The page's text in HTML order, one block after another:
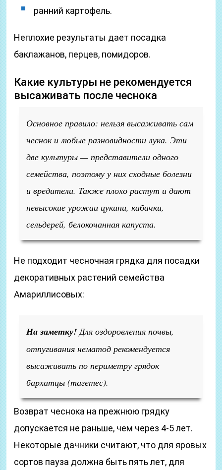
ранний картофель.
Неплохие результаты дает посадка
баклажанов, перцев, помидоров.
Какие культуры не рекомендуется
высаживать после чеснока
Основное правило: нельзя высаживать сам
чеснок и любые разновидности лука. Эти
две культуры — представители одного
семейства, поэтому у них сходные болезни
и вредители. Также плохо растут и дают
невысокие урожаи цукини, кабачки,
сельдерей, белокочанная капуста.
Не подходит чесночная грядка для посадки
декоративных растений семейства
Амариллисовых:
На заметку!Для оздоровления почвы,
отпугивания нематод рекомендуется
высаживать по периметру грядок
бархатцы (тагетес).
Возврат чеснока на прежнюю грядку
допускается не раньше, чем через 4-5 лет.
Некоторые дачники считают, что для яровых
сортов пауза должна быть пять лет, для